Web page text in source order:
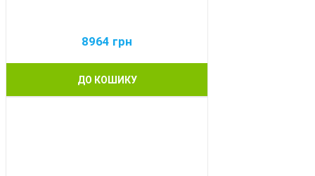
8964 грн
ДО КОШИКУ